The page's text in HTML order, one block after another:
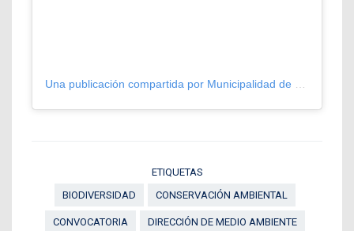
Una publicación compartida por Municipalidad de Hualqui (@municipalidadhualqui)
ETIQUETAS
BIODIVERSIDAD
CONSERVACIÓN AMBIENTAL
CONVOCATORIA DIRECCIÓN DE MEDIO AMBIENTE